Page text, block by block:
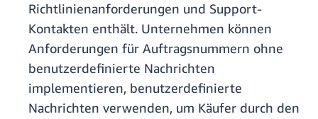
Richtlinienanforderungen und Support-
Kontakten enthält. Unternehmen können
Anforderungen für Auftragsnummern ohne
benutzerdefinierte Nachrichten
implementieren, benutzerdefinierte
Nachrichten verwenden, um Käufer durch den